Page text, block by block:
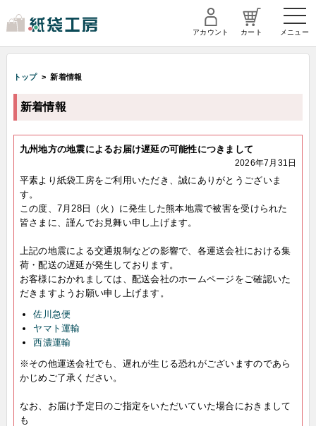
アカウント カート メニュー
トップ> 新着情報
新着情報
九州地方の地震によるお届け遅延の可能性につきまして
2026年7月31日
平素より紙袋工房をご利用いただき、誠にありがとうございま
す。
この度、7月28日（火）に発生した熊本地震で被害を受けられた
皆さまに、謹んでお見舞い申し上げます。
上記の地震による交通規制などの影響で、各運送会社における集
荷・配送の遅延が発生しております。
お客様におかれましては、配送会社のホームページをご確認いた
だきますようお願い申し上げます。
佐川急便
ヤマト運輸
西濃運輸
※その他運送会社でも、遅れが生じる恐れがございますのであら
かじめご了承ください。
なお、お届け予定日のご指定をいただいていた場合におきまして
も